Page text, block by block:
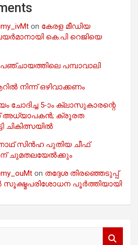
on കേരള മീഡിയ
കെ.പി റെജിയെ
പമ്പാവാലി
നിന്ന് ഒഴിവാക്കണം
ചോദിച്ച 5-ാം ക്ലാസുകാരന്റെ
അധ്യാപകൻ; ക്രൂരത
ചികിത്സയിൽ
സിൻഹ പുതിയ ചീഫ്
ചുമതലയേൽക്കും
on തദ്ദേശ തിരഞ്ഞെടുപ്പ്
സൂക്ഷ്മപരിശോധന പൂർത്തിയായി